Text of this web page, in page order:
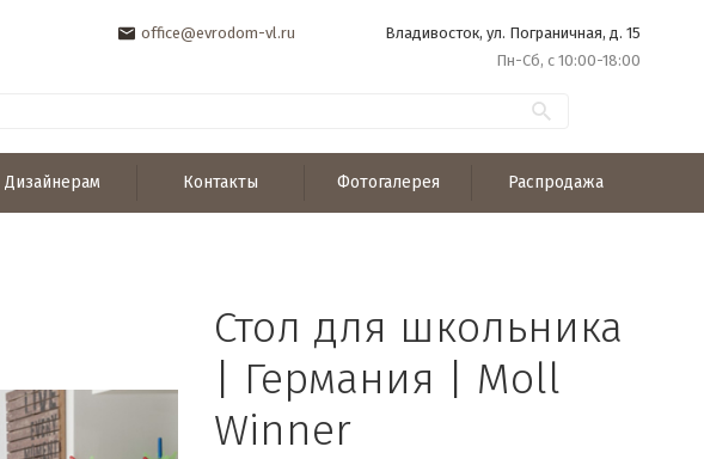
office@evrodom-vl.ru
Владивосток, ул. Пограничная, д. 15
Пн-Сб, с 10:00-18:00
Дизайнерам Контакты Фотогалерея Распродажа
Стол для школьника
| Германия | Moll
Winner